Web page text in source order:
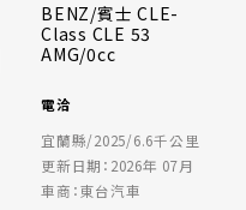
BENZ/賓士 CLE-
Class CLE 53
AMG/0cc
電洽
宜蘭縣/2025/6.6千公里
更新日期：2026年 07月
車商：東台汽車